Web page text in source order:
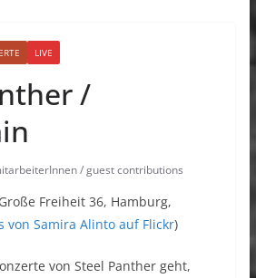
LIVE
/
/ guest contributions
Freiheit 36, Hamburg,
von Samira Alinto auf Flickr)
von Steel Panther geht,